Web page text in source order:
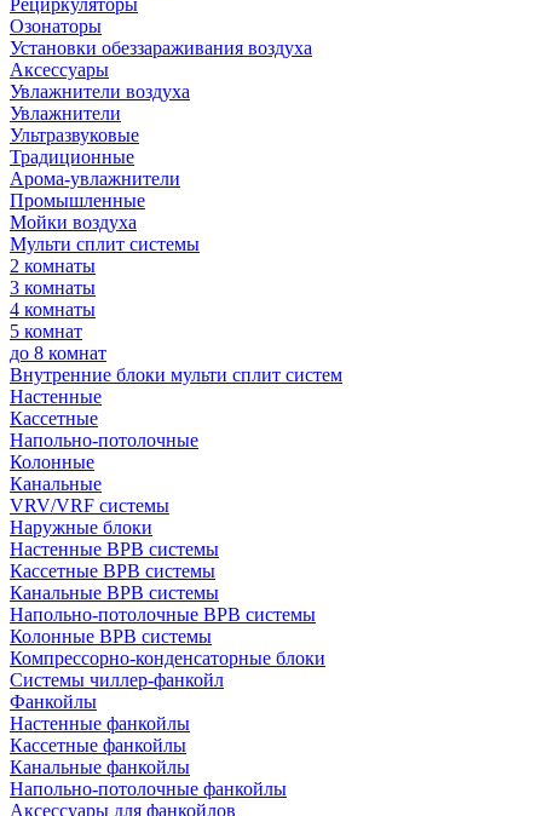
Рециркуляторы
Озонаторы
Установки обеззараживания воздуха
Аксессуары
Увлажнители воздуха
Увлажнители
Ультразвуковые
Традиционные
Арома-увлажнители
Промышленные
Мойки воздуха
Мульти сплит системы
2 комнаты
3 комнаты
4 комнаты
5 комнат
до 8 комнат
Внутренние блоки мульти сплит систем
Настенные
Кассетные
Напольно-потолочные
Колонные
Канальные
VRV/VRF системы
Наружные блоки
Настенные ВРВ системы
Кассетные ВРВ системы
Канальные ВРВ системы
Напольно-потолочные ВРВ системы
Колонные ВРВ системы
Компрессорно-конденсаторные блоки
Системы чиллер-фанкойл
Фанкойлы
Настенные фанкойлы
Кассетные фанкойлы
Канальные фанкойлы
Напольно-потолочные фанкойлы
Аксессуары для фанкойлов